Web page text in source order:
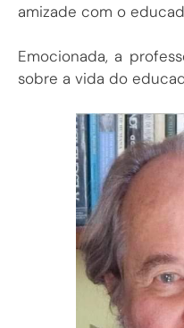
amizade com o
Emocionada, a
sobre a vida do